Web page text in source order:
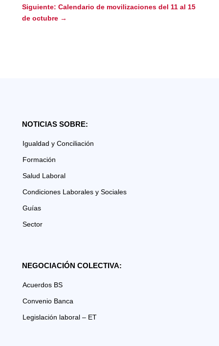
Siguiente: Calendario de movilizaciones del 11 al 15
de octubre→
NOTICIAS SOBRE:
Igualdad y Conciliación
Formación
Salud Laboral
Condiciones Laborales y Sociales
Guías
Sector
NEGOCIACIÓN COLECTIVA:
Acuerdos BS
Convenio Banca
Legislación laboral – ET